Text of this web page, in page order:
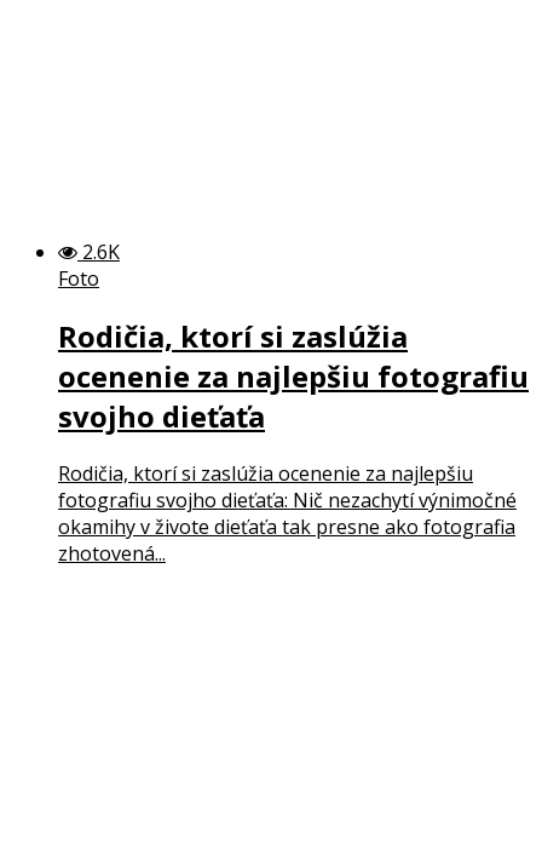
2.6K
Foto
Rodičia, ktorí si zaslúžia
ocenenie za najlepšiu fotografiu
svojho dieťaťa
Rodičia, ktorí si zaslúžia ocenenie za najlepšiu
fotografiu svojho dieťaťa: Nič nezachytí výnimočné
okamihy v živote dieťaťa tak presne ako fotografia
zhotovená...